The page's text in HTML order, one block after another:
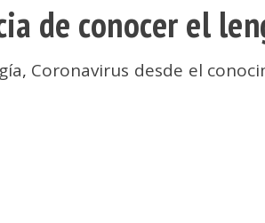
de conocer el
, Coronavirus desde el